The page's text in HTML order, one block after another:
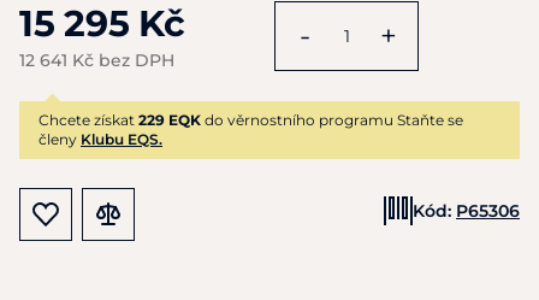
15 295 Kč
12 641 Kč bez DPH
- +
Chcete získat 229 EQK do věrnostního programu Staňte se
členy Klubu EQS.
Kód: P65306